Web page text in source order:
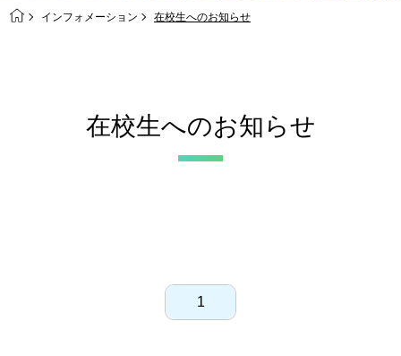
インフォメーション 在校生へのお知らせ
在校生へのお知らせ
1